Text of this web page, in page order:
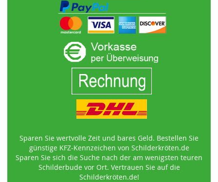
Sparen Sie wertvolle Zeit und bares Geld. Bestellen Sie
günstige KFZ-Kennzeichen von Schilderkröten.de
Sparen Sie sich die Suche nach der am wenigsten teuren
Schilderbude vor Ort. Vertrauen Sie auf die
Schilderkröten.de!